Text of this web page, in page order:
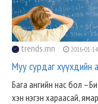
trends.mn 2016-01-14
Муу сурдаг хүүхдийн
Бага ангийн нас бол
хэн нэгэн хараасай,